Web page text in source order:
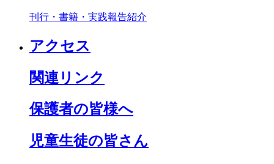
刊行・書籍・実践報告紹介
アクセス
関連リンク
保護者の皆様へ
児童生徒の皆さん